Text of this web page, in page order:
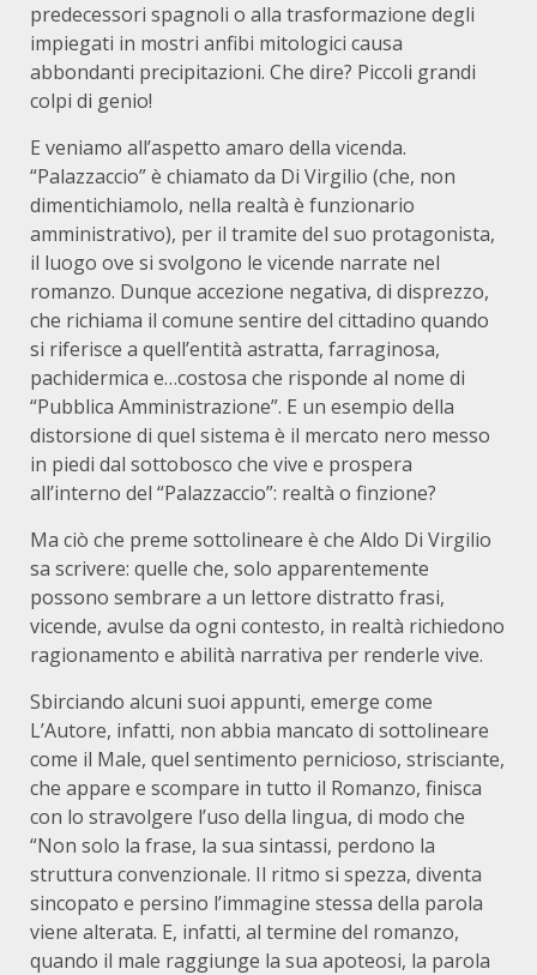
predecessori spagnoli o alla trasformazione degli
impiegati in mostri anfibi mitologici causa
abbondanti precipitazioni. Che dire? Piccoli grandi
colpi di genio!
E veniamo all’aspetto amaro della vicenda.
“Palazzaccio” è chiamato da Di Virgilio (che, non
dimentichiamolo, nella realtà è funzionario
amministrativo), per il tramite del suo protagonista,
il luogo ove si svolgono le vicende narrate nel
romanzo. Dunque accezione negativa, di disprezzo,
che richiama il comune sentire del cittadino quando
si riferisce a quell’entità astratta, farraginosa,
pachidermica e…costosa che risponde al nome di
“Pubblica Amministrazione”. E un esempio della
distorsione di quel sistema è il mercato nero messo
in piedi dal sottobosco che vive e prospera
all’interno del “Palazzaccio”: realtà o finzione?
Ma ciò che preme sottolineare è che Aldo Di Virgilio
sa scrivere: quelle che, solo apparentemente
possono sembrare a un lettore distratto frasi,
vicende, avulse da ogni contesto, in realtà richiedono
ragionamento e abilità narrativa per renderle vive.
Sbirciando alcuni suoi appunti, emerge come
L’Autore, infatti, non abbia mancato di sottolineare
come il Male, quel sentimento pernicioso, strisciante,
che appare e scompare in tutto il Romanzo, finisca
con lo stravolgere l’uso della lingua, di modo che
“Non solo la frase, la sua sintassi, perdono la
struttura convenzionale. Il ritmo si spezza, diventa
sincopato e persino l’immagine stessa della parola
viene alterata. E, infatti, al termine del romanzo,
quando il male raggiunge la sua apoteosi, la parola